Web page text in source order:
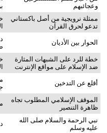
وعجائبهم
ممثلة نرويجية من أصل باكستاني
تدعو لحرق القرآن
الحوار بين الأديان
خطة للرد على الشبهات المثارة
ضد الإسلام على مواقع الإنترنت
أقلع عن التدخين
الموقف الإسلامي المطلوب تجاه
ظاهرة التنصير
نبي الرحمة والسلام صلى الله
عليه وسلم